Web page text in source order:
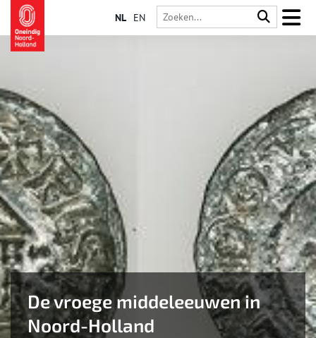
NL EN
De vroege middeleeuwen in
Noord-Holland